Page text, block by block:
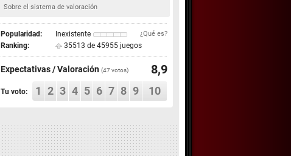
Sobre el sistema de valoración
Popularidad: Inexistente ¿Qué es?
Ranking: 35513 de 45955 juegos
Expectativas / Valoración (47votos) 8,9
Tu voto: 1 2 3 4 5 6 7 8 9 10